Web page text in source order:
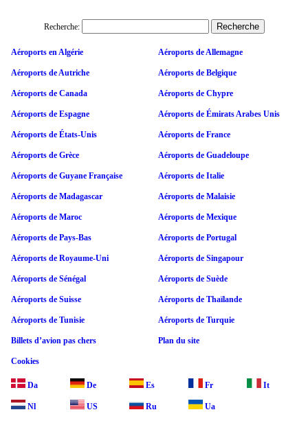
Recherche:
Aéroports en Algérie Aéroports de Allemagne
Aéroports de Autriche Aéroports de Belgique
Aéroports de Canada Aéroports de Chypre
Aéroports de Espagne Aéroports de Émirats Arabes Unis
Aéroports de États-Unis Aéroports de France
Aéroports de Grèce Aéroports de Guadeloupe
Aéroports de Guyane Française Aéroports de Italie
Aéroports de Madagascar Aéroports de Malaisie
Aéroports de Maroc Aéroports de Mexique
Aéroports de Pays-Bas Aéroports de Portugal
Aéroports de Royaume-Uni Aéroports de Singapour
Aéroports de Sénégal Aéroports de Suède
Aéroports de Suisse Aéroports de Thaïlande
Aéroports de Tunisie Aéroports de Turquie
Billets d’avion pas chers Plan du site
Cookies
Da De Es Fr It
Nl US Ru Ua